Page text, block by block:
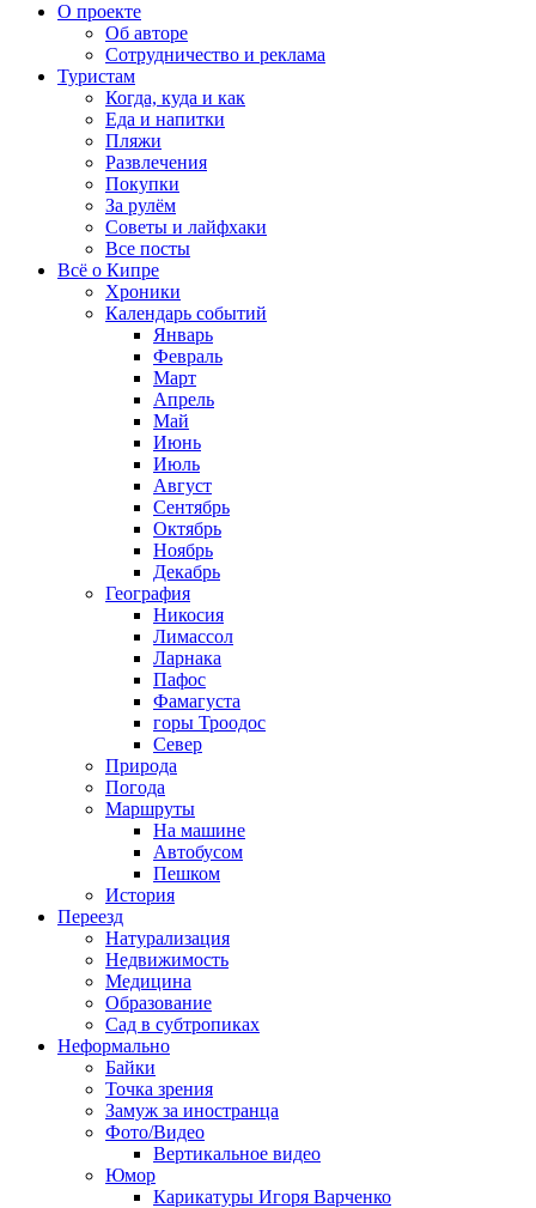
О проекте
Об авторе
Сотрудничество и реклама
Туристам
Когда, куда и как
Еда и напитки
Пляжи
Развлечения
Покупки
За рулём
Советы и лайфхаки
Все посты
Всё о Кипре
Хроники
Календарь событий
Январь
Февраль
Март
Апрель
Май
Июнь
Июль
Август
Сентябрь
Октябрь
Ноябрь
Декабрь
География
Никосия
Лимассол
Ларнака
Пафос
Фамагуста
горы Троодос
Север
Природа
Погода
Маршруты
На машине
Автобусом
Пешком
История
Переезд
Натурализация
Недвижимость
Медицина
Образование
Сад в субтропиках
Неформально
Байки
Точка зрения
Замуж за иностранца
Фото/Видео
Вертикальное видео
Юмор
Карикатуры Игоря Варченко